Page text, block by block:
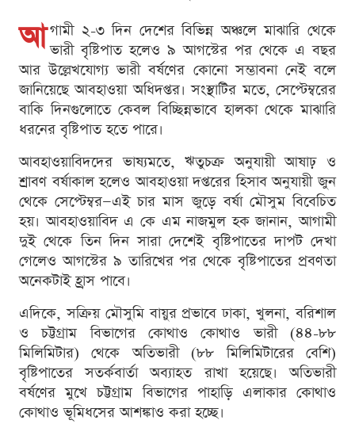
আ গামী ২-৩ দিন দেশের বিভিন্ন অঞ্চলে মাঝারি থেকে
ভারী বৃষ্টিপাত হলেও ৯ আগস্টের পর থেকে এ বছর
আর উল্লেখযোগ্য ভারী বর্ষণের কোনো সম্ভাবনা নেই বলে
জানিয়েছে আবহাওয়া অধিদপ্তর। সংস্থাটির মতে, সেপ্টেম্বরের
বাকি দিনগুলোতে কেবল বিচ্ছিন্নভাবে হালকা থেকে মাঝারি
ধরনের বৃষ্টিপাত হতে পারে।
আবহাওয়াবিদদের ভাষ্যমতে, ঋতুচক্র অনুযায়ী আষাঢ় ও
শ্রাবণ বর্ষাকাল হলেও আবহাওয়া দপ্তরের হিসাব অনুযায়ী জুন
থেকে সেপ্টেম্বর—এই চার মাস জুড়ে বর্ষা মৌসুম বিবেচিত
হয়। আবহাওয়াবিদ এ কে এম নাজমুল হক জানান, আগামী
দুই থেকে তিন দিন সারা দেশেই বৃষ্টিপাতের দাপট দেখা
গেলেও আগস্টের ৯ তারিখের পর থেকে বৃষ্টিপাতের প্রবণতা
অনেকটাই হ্রাস পাবে।
এদিকে, সক্রিয় মৌসুমি বায়ুর প্রভাবে ঢাকা, খুলনা, বরিশাল
ও চট্টগ্রাম বিভাগের কোথাও কোথাও ভারী (৪৪-৮৮
মিলিমিটার) থেকে অতিভারী (৮৮ মিলিমিটারের বেশি)
বৃষ্টিপাতের সতর্কবার্তা অব্যাহত রাখা হয়েছে। অতিভারী
বর্ষণের মুখে চট্টগ্রাম বিভাগের পাহাড়ি এলাকার কোথাও
কোথাও ভূমিধসের আশঙ্কাও করা হচ্ছে।